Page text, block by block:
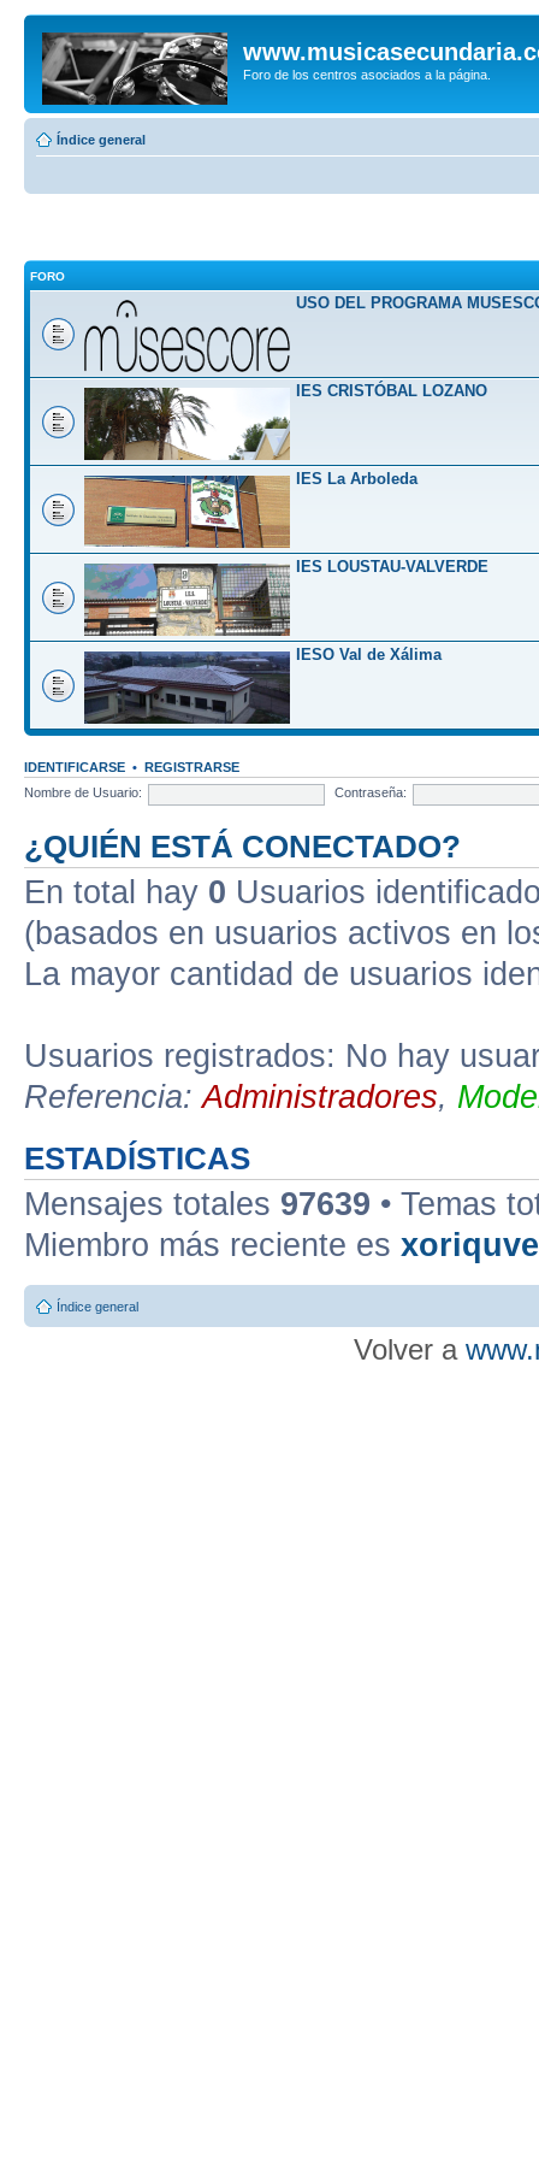
Foro de los centros asociados a la página.
Índice general
FORO
USO DEL PROGRAMA
IES CRISTÓBAL LOZANO
IES La Arboleda
IES LOUSTAU-VALVERDE
IESO Val de Xálima
IDENTIFICARSE • REGISTRARSE
Nombre de Usuario:
Contraseña:
¿QUIÉN ESTÁ CONECTADO?
En total hay 0 Usuarios
(basados en usuarios activos en
La mayor cantidad de usuarios
Usuarios registrados: No hay
Referencia:Administradores,
ESTADÍSTICAS
Mensajes totales 97639 • Temas
Miembro más reciente es
Índice general
Volver a